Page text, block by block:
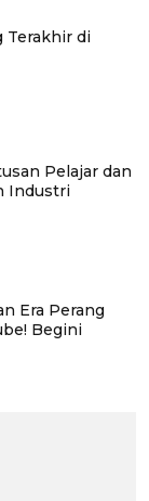
Terakhir di
Pelajar dan
Industri
Era Perang
Begini